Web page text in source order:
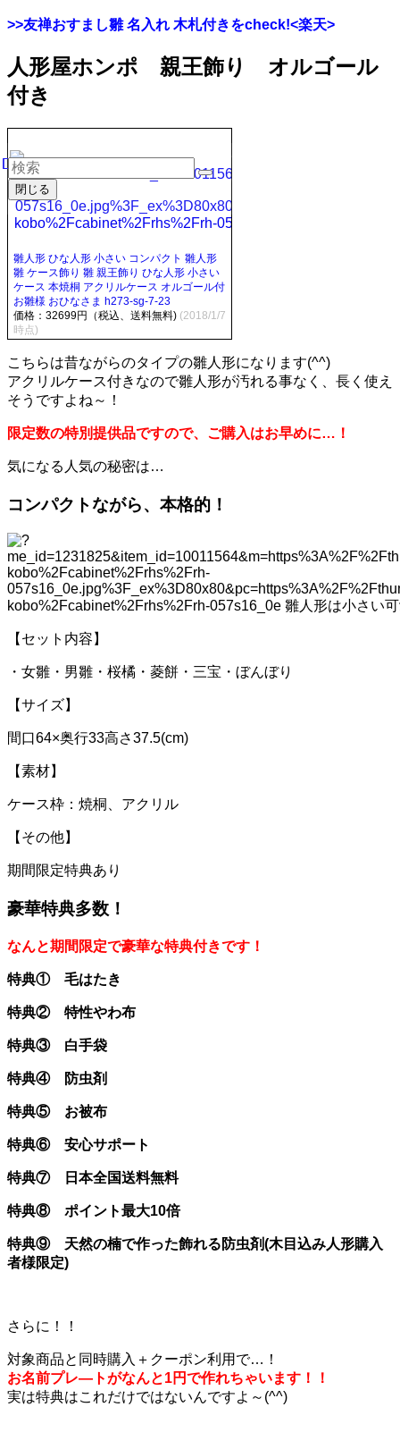
>>友禅おすまし雛 名入れ 木札付きをcheck!<楽天>
人形屋ホンポ 親王飾り オルゴール
付き
雛人形 ひな人形 小さい コンパクト 雛人形
雛 ケース飾り 雛 親王飾り ひな人形 小さい
ケース 本焼桐 アクリルケース オルゴール付
お雛様 おひなさま h273-sg-7-23
価格：32699円（税込、送料無料) (2018/1/7
時点)
こちらは昔ながらのタイプの雛人形になります(^^)
アクリルケース付きなので雛人形が汚れる事なく、長く使え
そうですよね～！
限定数の特別提供品ですので、ご購入はお早めに…！
気になる人気の秘密は…
コンパクトながら、本格的！
【セット内容】
・女雛・男雛・桜橘・菱餅・三宝・ぼんぼり
【サイズ】
間口64×奥行33高さ37.5(cm)
【素材】
ケース枠：焼桐、アクリル
【その他】
期間限定特典あり
豪華特典多数！
なんと期間限定で豪華な特典付きです！
特典① 毛はたき
特典② 特性やわ布
特典③ 白手袋
特典④ 防虫剤
特典⑤ お被布
特典⑥ 安心サポート
特典⑦ 日本全国送料無料
特典⑧ ポイント最大10倍
特典⑨ 天然の楠で作った飾れる防虫剤(木目込み人形購入
者様限定)
さらに！！
対象商品と同時購入＋クーポン利用で…！
お名前プレ―トがなんと1円で作れちゃいます！！
実は特典はこれだけではないんですよ～(^^)
閉じる